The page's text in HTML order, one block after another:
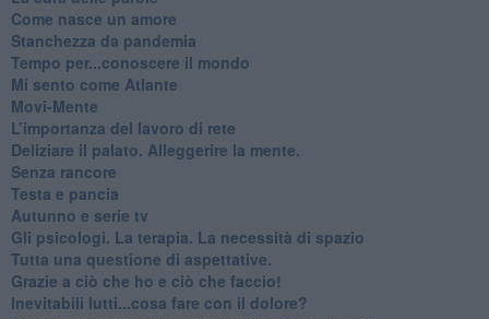
​Come nasce un amore
Stanchezza da pandemia
​Tempo per...conoscere il mondo
​Mi sento come Atlante
​Movi-Mente
​L’importanza del lavoro di rete
​Deliziare il palato. Alleggerire la mente.
​Senza rancore
​Testa e pancia
​Autunno e serie tv
​Gli psicologi. La terapia. La necessità di spazio
​Tutta una questione di aspettative.
​Grazie a ciò che ho e ciò che faccio!
​Inevitabili lutti...cosa fare con il dolore?